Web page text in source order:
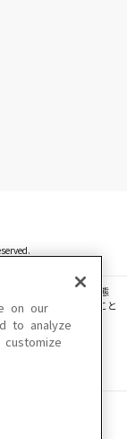
音声等を、手段や形態
ファイル化などすること
あります。
ります。
on our
to analyze